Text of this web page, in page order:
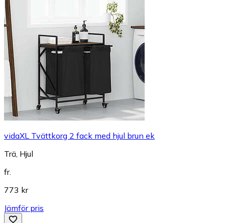
vidaXL Tvättkorg 2 fack med hjul brun ek
Trä, Hjul
fr.
773 kr
Jämför pris